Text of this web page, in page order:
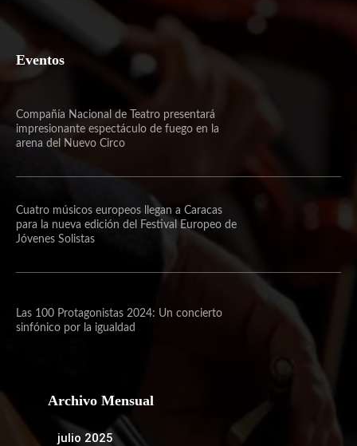
Eventos
Compañía Nacional de Teatro presentará
impresionante espectáculo de fuego en la
arena del Nuevo Circo
Cuatro músicos europeos llegan a Caracas
para la nueva edición del Festival Europeo de
Jóvenes Solistas
Las 100 Protagonistas 2024: Un concierto
sinfónico por la igualdad
Archivo Mensual
julio 2025